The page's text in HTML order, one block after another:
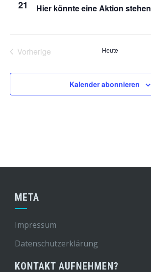
21 Hier könnte eine Aktion stehen
Vorherige
Heute
Kalender abonnieren
META
Impressum
Datenschutzerklärung
KONTAKT AUFNEHMEN?